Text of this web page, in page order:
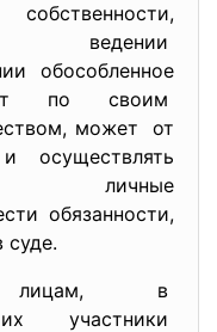
ведении
обособленное
по своим
может от
и осуществлять
и личные
обязанности,
лицам, в
участники